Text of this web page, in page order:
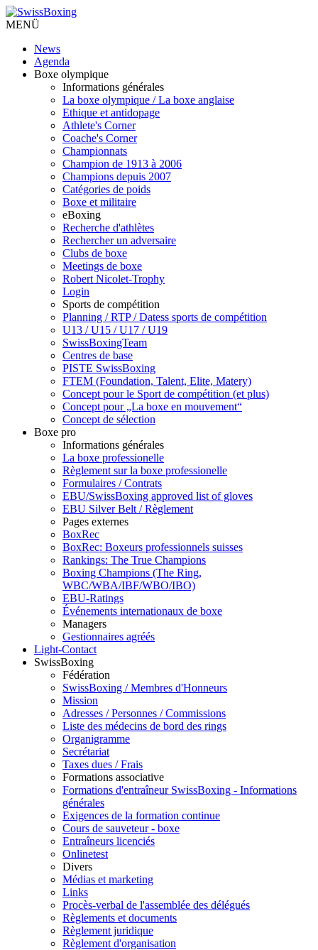
MENÜ
News
Agenda
Boxe olympique
Informations générales
La boxe olympique / La boxe anglaise
Ethique et antidopage
Athlete's Corner
Coache's Corner
Championnats
Champion de 1913 à 2006
Champions depuis 2007
Catégories de poids
Boxe et militaire
eBoxing
Recherche d'athlètes
Rechercher un adversaire
Clubs de boxe
Meetings de boxe
Robert Nicolet-Trophy
Login
Sports de compétition
Planning / RTP / Datess sports de compétition
U13 / U15 / U17 / U19
SwissBoxingTeam
Centres de base
PISTE SwissBoxing
FTEM (Foundation, Talent, Elite, Matery)
Concept pour le Sport de compétition (et plus)
Concept pour „La boxe en mouvement“
Concept de sélection
Boxe pro
Informations générales
La boxe professionelle
Règlement sur la boxe professionelle
Formulaires / Contrats
EBU/SwissBoxing approved list of gloves
EBU Silver Belt / Règlement
Pages externes
BoxRec
BoxRec: Boxeurs professionnels suisses
Rankings: The True Champions
Boxing Champions (The Ring,
WBC/WBA/IBF/WBO/IBO)
EBU-Ratings
Événements internationaux de boxe
Managers
Gestionnaires agréés
Light-Contact
SwissBoxing
Fédération
SwissBoxing / Membres d'Honneurs
Mission
Adresses / Personnes / Commissions
Liste des médecins de bord des rings
Organigramme
Secrétariat
Taxes dues / Frais
Formations associative
Formations d'entraîneur SwissBoxing - Informations
générales
Exigences de la formation continue
Cours de sauveteur - boxe
Entraîneurs licenciés
Onlinetest
Divers
Médias et marketing
Links
Procès-verbal de l'assemblée des délégués
Règlements et documents
Règlement juridique
Règlement d'organisation